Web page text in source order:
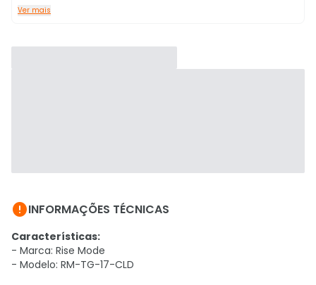
Ver mais
INFORMAÇÕES TÉCNICAS
Características:
- Marca: Rise Mode
- Modelo: RM-TG-17-CLD